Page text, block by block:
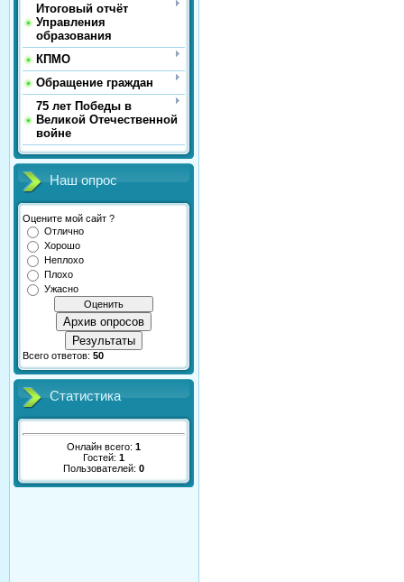
Итоговый отчёт
Управления
образования
КПМО
Обращение граждан
75 лет Победы в
Великой Отечественной
войне
Наш опрос
Оцените мой сайт ?
Отлично
Хорошо
Неплохо
Плохо
Ужасно
Архив опросов
Результаты
Всего ответов: 50
Статистика
Онлайн всего: 1
Гостей: 1
Пользователей: 0